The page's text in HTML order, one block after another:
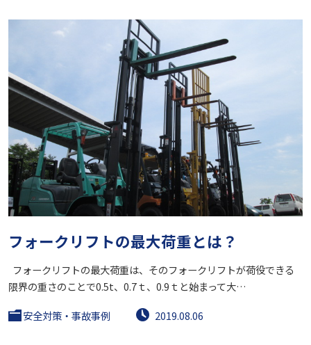
フォークリフトの最大荷重とは？
フォークリフトの最大荷重は、そのフォークリフトが荷役できる
限界の重さのことで0.5t、0.7ｔ、0.9ｔと始まって大…
安全対策・事故事例
2019.08.06